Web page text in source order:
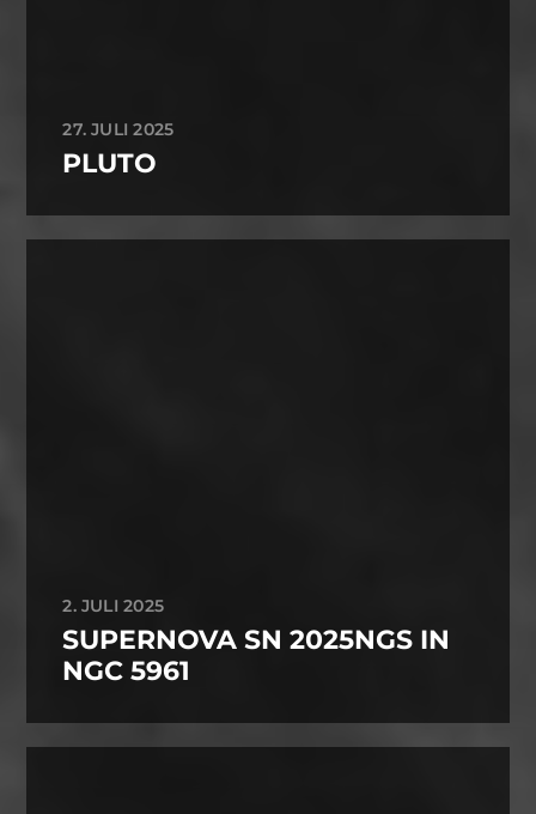
27. JULI 2025
PLUTO
2. JULI 2025
SUPERNOVA SN 2025NGS IN
NGC 5961